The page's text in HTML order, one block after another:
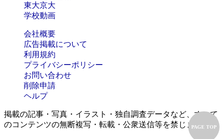
PAGE TOP
東大京大
学校動画
会社概要
広告掲載について
利用規約
プライバシーポリシー
お問い合わせ
削除申請
ヘルプ
掲載の記事・写真・イラスト・独自調査データなど、すべて
のコンテンツの無断複写・転載・公衆送信等を禁じます。